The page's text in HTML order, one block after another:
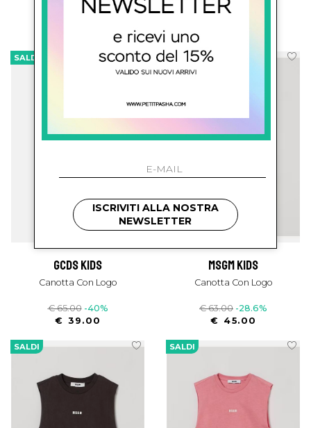
SALDI
gcds kids
Canotta Con Logo
€ 65.00 -40%
€ 39.00
SALDI
msgm kids
Canotta Con Logo
€ 63.00 -28.6%
€ 45.00
SALDI SALDI
ISCRIVITI ALLA NOSTRA
NEWSLETTER